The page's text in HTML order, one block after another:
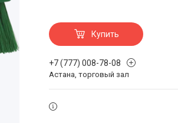
Купить
+7 (777) 008-78-08
Астана, торговый зал